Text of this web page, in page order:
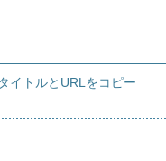
イトルとURLをコピー